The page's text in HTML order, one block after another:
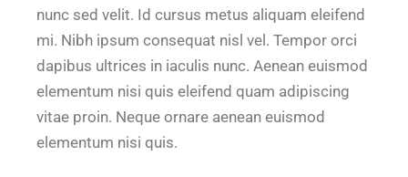
nunc sed velit. Id cursus metus aliquam eleifend
mi. Nibh ipsum consequat nisl vel. Tempor orci
dapibus ultrices in iaculis nunc. Aenean euismod
elementum nisi quis eleifend quam adipiscing
vitae proin. Neque ornare aenean euismod
elementum nisi quis.